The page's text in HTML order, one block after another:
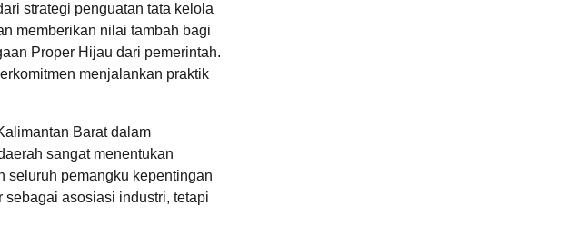
strategi penguatan tata kelola
memberikan nilai tambah bagi
Proper Hijau dari pemerintah.
menjalankan praktik
Barat dalam
sangat menentukan
seluruh pemangku kepentingan
asosiasi industri, tetapi